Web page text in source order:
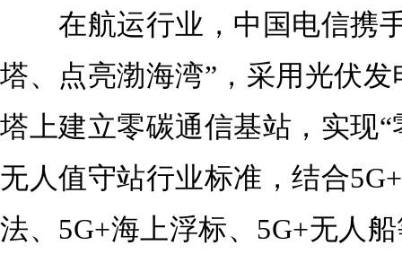
在航运行业，中国电信携手
塔、点亮渤海湾”，采用光伏
塔上建立零碳通信基站，实现
无人值守站行业标准，结合
法、5G+海上浮标、5G+无人